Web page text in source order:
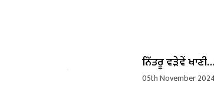
ਨਿੱਤਰੂ ਵੜੇਵੇਂ
05th November 2024